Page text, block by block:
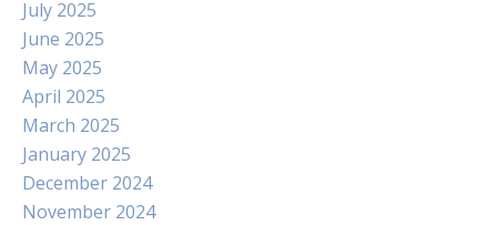
July 2025
June 2025
May 2025
April 2025
March 2025
January 2025
December 2024
November 2024